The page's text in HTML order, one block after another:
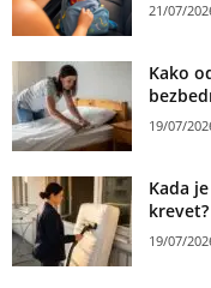
21/07/
Kako
19/07/
Kada
krevet?
19/07/